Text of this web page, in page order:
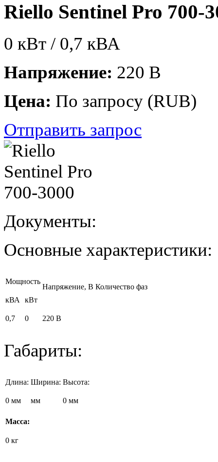
Riello Sentinel Pro 700-
0 кВт / 0,7 кВА
Напряжение: 220 В
Цена: По запросу (RUB)
Отправить запрос
Документы:
Основные характеристики:
Мощность
Напряжение, В Количество фаз
кВА
кВт
0,7 0 220 В
Габариты:
Длина: Ширина: Высота:
0 мм мм 0 мм
Масса:
0 кг